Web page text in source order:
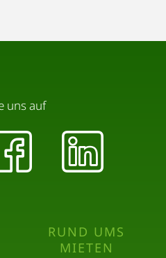
RUND UMS
MIETEN
uns auf